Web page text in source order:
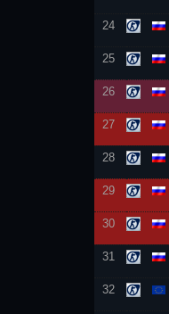
24
25
26
27
28
29
30
31
32